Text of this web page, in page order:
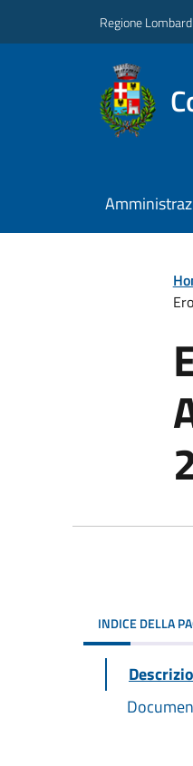
Regione
INDICE DELLA